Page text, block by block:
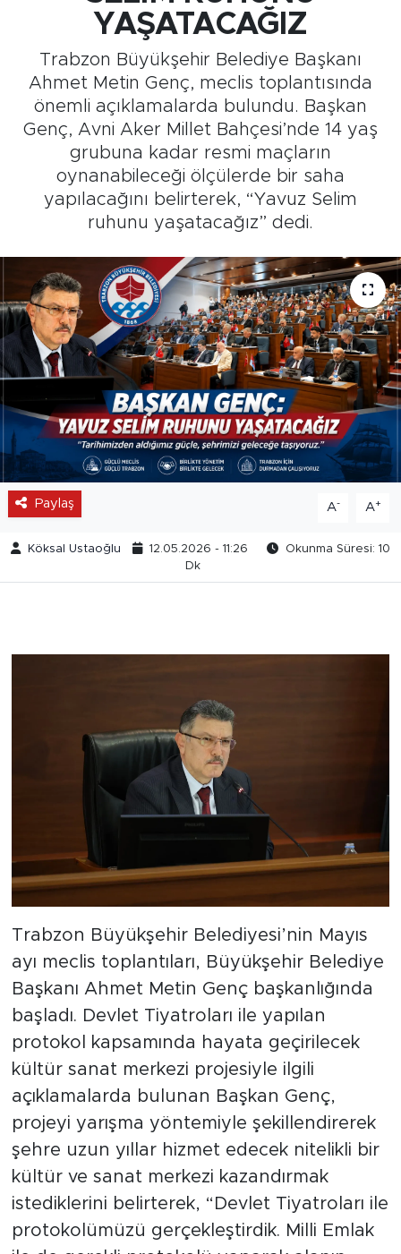
YAŞATACAĞIZ
Trabzon Büyükşehir Belediye Başkanı
Ahmet Metin Genç, meclis toplantısında
önemli açıklamalarda bulundu. Başkan
Genç, Avni Aker Millet Bahçesi’nde 14 yaş
grubuna kadar resmi maçların
oynanabileceği ölçülerde bir saha
yapılacağını belirterek, “Yavuz Selim
ruhunu yaşatacağız” dedi.
Paylaş A- A+
Köksal Ustaoğlu 12.05.2026 - 11:26
Okunma Süresi: 10
Dk
Trabzon Büyükşehir Belediyesi’nin Mayıs
ayı meclis toplantıları, Büyükşehir Belediye
Başkanı Ahmet Metin Genç başkanlığında
başladı. Devlet Tiyatroları ile yapılan
protokol kapsamında hayata geçirilecek
kültür sanat merkezi projesiyle ilgili
açıklamalarda bulunan Başkan Genç,
projeyi yarışma yöntemiyle şekillendirerek
şehre uzun yıllar hizmet edecek nitelikli bir
kültür ve sanat merkezi kazandırmak
istediklerini belirterek, “Devlet Tiyatroları ile
protokolümüzü gerçekleştirdik. Milli Emlak
Medya
Sağlık
Siyaset
Teknoloji
GURBETTEN SILAYA
Foto Galeri
Köşe Yazarları
Manşet
Ulusal Son Dakika Haberleri